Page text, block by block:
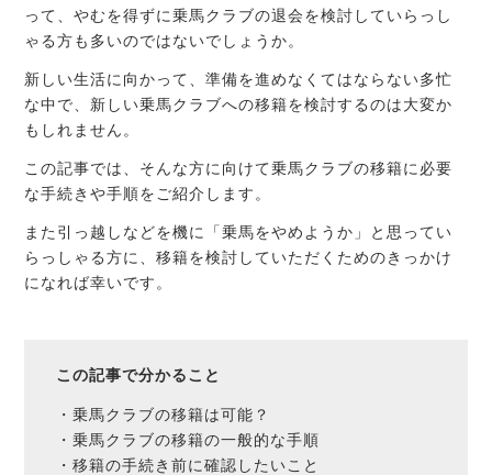
って、やむを得ずに乗馬クラブの退会を検討していらっし
ゃる方も多いのではないでしょうか。
新しい生活に向かって、準備を進めなくてはならない多忙
な中で、新しい乗馬クラブへの移籍を検討するのは大変か
もしれません。
この記事では、そんな方に向けて乗馬クラブの移籍に必要
な手続きや手順をご紹介します。
また引っ越しなどを機に「乗馬をやめようか」と思ってい
らっしゃる方に、移籍を検討していただくためのきっかけ
になれば幸いです。
この記事で分かること
・乗馬クラブの移籍は可能？
・乗馬クラブの移籍の一般的な手順
・移籍の手続き前に確認したいこと